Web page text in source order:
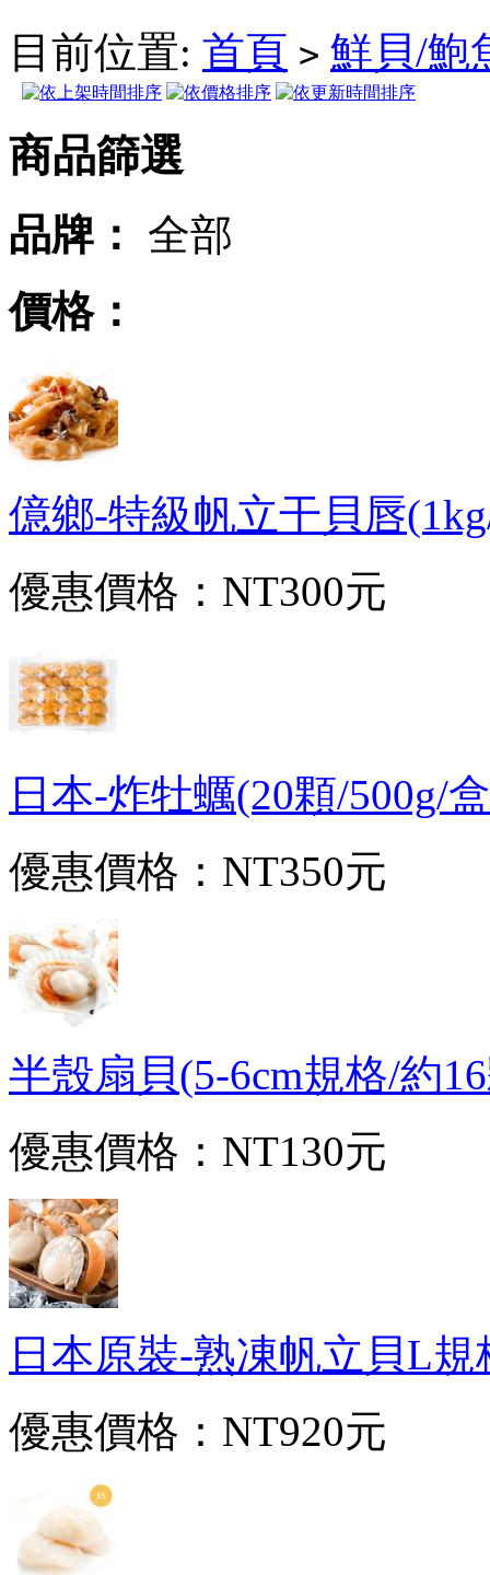
目前位置: 首頁 > 鮮貝/鮑
商品篩選
品牌：
全部
價格：
億鄉-特級帆立干貝唇
優惠價格： NT300元
日本-炸牡蠣(20顆/500g/
優惠價格： NT350元
半殼扇貝(5-6cm規格/約
優惠價格： NT130元
日本原裝-熟凍帆立貝L規
優惠價格： NT920元